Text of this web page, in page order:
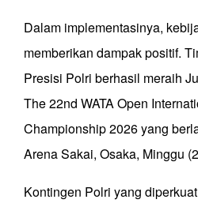
Dalam implementasinya,
memberikan dampak positif.
Presisi Polri berhasil meraih
The 22nd WATA Open
Championship 2026 yang
Arena Sakai, Osaka, Minggu
Kontingen Polri yang